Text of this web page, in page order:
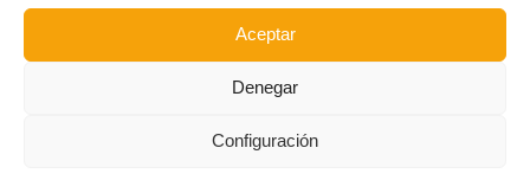
Aceptar
Denegar
Configuración
nacionales no profesionales